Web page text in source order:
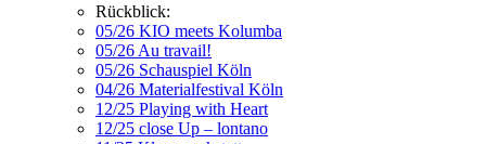
Rückblick:
05/26 KIO meets Kolumba
05/26 Au travail!
05/26 Schauspiel Köln
04/26 Materialfestival Köln
12/25 Playing with Heart
12/25 close Up – lontano